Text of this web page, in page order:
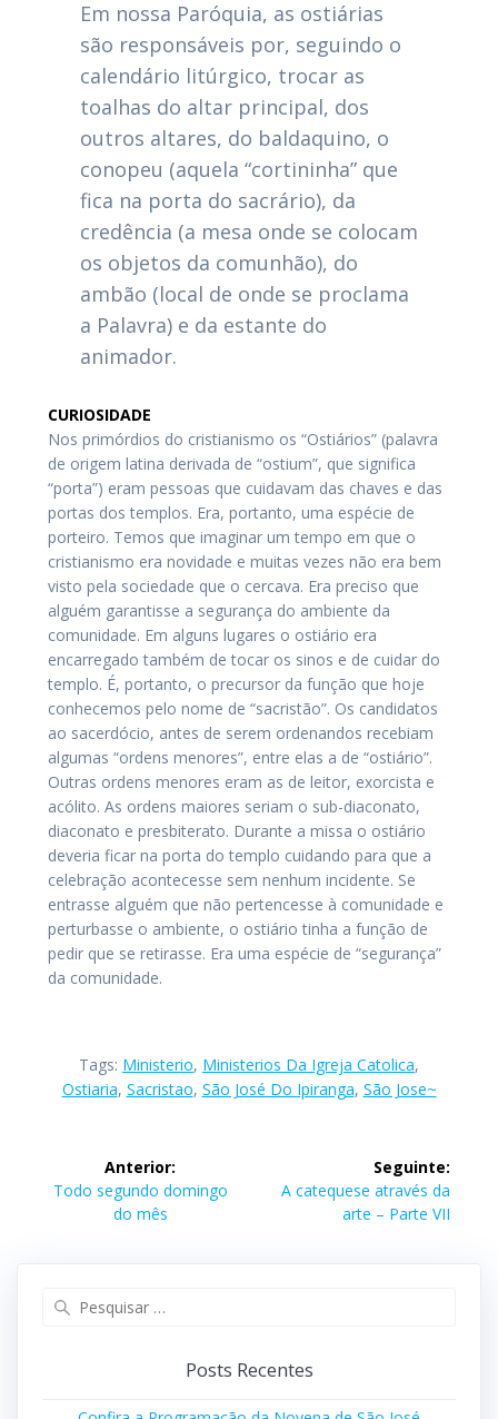
Em nossa Paróquia, as ostiárias
são responsáveis por, seguindo o
calendário litúrgico, trocar as
toalhas do altar principal, dos
outros altares, do baldaquino, o
conopeu (aquela “cortininha” que
fica na porta do sacrário), da
credência (a mesa onde se colocam
os objetos da comunhão), do
ambão (local de onde se proclama
a Palavra) e da estante do
animador.
CURIOSIDADE
Nos primórdios do cristianismo os “Ostiários” (palavra
de origem latina derivada de “ostium”, que significa
“porta”) eram pessoas que cuidavam das chaves e das
portas dos templos. Era, portanto, uma espécie de
porteiro. Temos que imaginar um tempo em que o
cristianismo era novidade e muitas vezes não era bem
visto pela sociedade que o cercava. Era preciso que
alguém garantisse a segurança do ambiente da
comunidade. Em alguns lugares o ostiário era
encarregado também de tocar os sinos e de cuidar do
templo. É, portanto, o precursor da função que hoje
conhecemos pelo nome de “sacristão”. Os candidatos
ao sacerdócio, antes de serem ordenandos recebiam
algumas “ordens menores”, entre elas a de “ostiário”.
Outras ordens menores eram as de leitor, exorcista e
acólito. As ordens maiores seriam o sub-diaconato,
diaconato e presbiterato. Durante a missa o ostiário
deveria ficar na porta do templo cuidando para que a
celebração acontecesse sem nenhum incidente. Se
entrasse alguém que não pertencesse à comunidade e
perturbasse o ambiente, o ostiário tinha a função de
pedir que se retirasse. Era uma espécie de “segurança”
da comunidade.
Tags: Ministerio, Ministerios Da Igreja Catolica,
Ostiaria, Sacristao, São José Do Ipiranga, São Jose~
Anterior:
Todo segundo domingo
do mês
Seguinte:
A catequese através da
arte – Parte VII
Posts Recentes